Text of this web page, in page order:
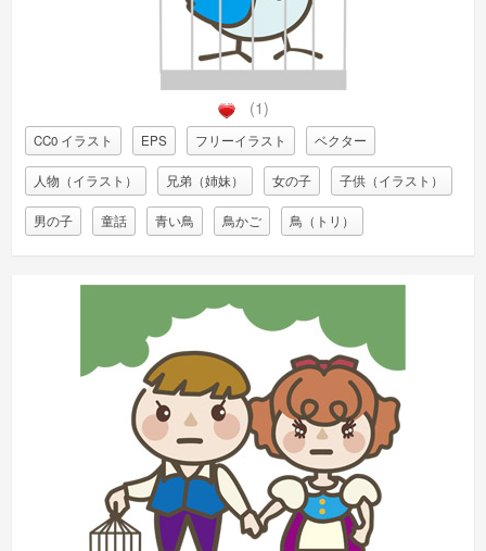
(1)
CC0 イラスト EPS フリーイラスト ベクター
人物（イラスト） 兄弟（姉妹） 女の子 子供（イラスト）
男の子 童話 青い鳥 鳥かご 鳥（トリ）